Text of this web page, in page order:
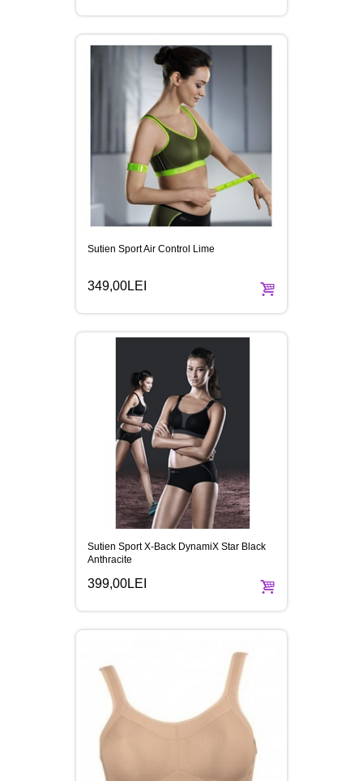
Sutien Sport Air Control Lime
349,00LEI
Sutien Sport X-Back DynamiX Star Black
Anthracite
399,00LEI